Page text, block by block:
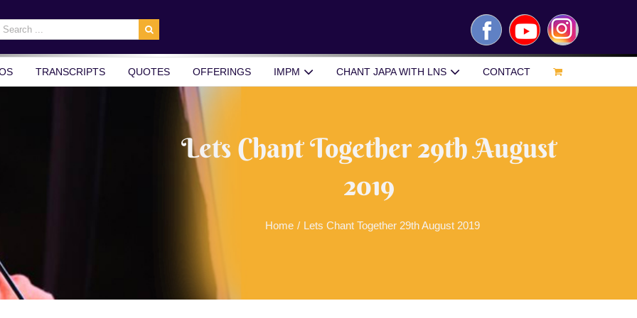
FacebookYouTubeInstagram
TRANSCRIPTS QUOTES OFFERINGS IMPM CHANT JAPA WITH LNS CONTACT
Lets Chant Together 29th August
2019
Home / Lets Chant Together 29th August 2019